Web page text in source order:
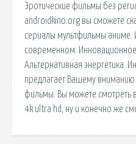
Эротические фильмы без
androidkino.org вы сможете
сериалы мультфильмы аниме.
современном. Инновационное
Альтернативная энергетика.
предлагает Вашему вниманию
фильмы. Вы можете смотреть
4k ultra hd, ну и конечно же